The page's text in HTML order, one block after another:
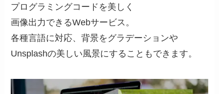
プログラミングコードを美しく
画像出力できるWebサービス。
各種言語に対応、背景をグラデーションや
Unsplashの美しい風景にすることもできます。